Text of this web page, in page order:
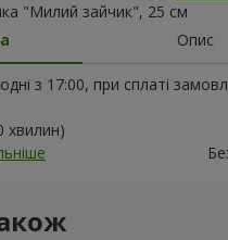
"Милий зайчик", 25 см
Опис
з 17:00, при сплаті
хвилин)